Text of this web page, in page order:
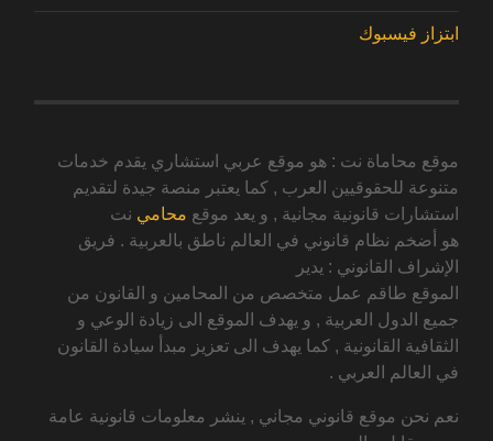
ابتزاز فيسبوك
موقع محاماة نت : هو موقع عربي استشاري يقدم خدمات
متنوعة للحقوقيين العرب , كما يعتبر منصة جيدة لتقديم
استشارات قانونية مجانية , و يعد موقع محامي نت
هو أضخم نظام قانوني في العالم ناطق بالعربية . فريق
الإشراف القانوني : يدير
الموقع طاقم عمل متخصص من المحامين و القانون من
جميع الدول العربية , و يهدف الموقع الى زيادة الوعي و
الثقافية القانونية , كما يهدف الى تعزيز مبدأ سيادة القانون
في العالم العربي .
نعم نحن موقع قانوني مجاني , ينشر معلومات قانونية عامة